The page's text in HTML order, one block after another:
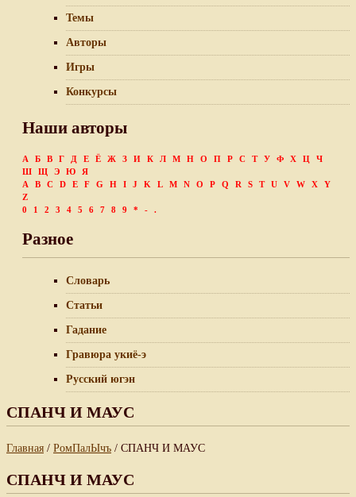
Темы
Авторы
Игры
Конкурсы
Наши авторы
А Б В Г Д Е Ё Ж З И К Л М Н О П Р С Т У Ф Х Ц
Ч
Ш
Щ Э Ю
Я
A
B C D E F G H I J K L M N O P Q R S T U V W X
Y
Z
0
1 2 3 4 5 6 7 8 9 * - .
Разное
Словарь
Статьи
Гадание
Гравюра укиё-э
Русский югэн
СПАНЧ И МАУС
Главная / РомПалЫчъ / СПАНЧ И МАУС
СПАНЧ И МАУС